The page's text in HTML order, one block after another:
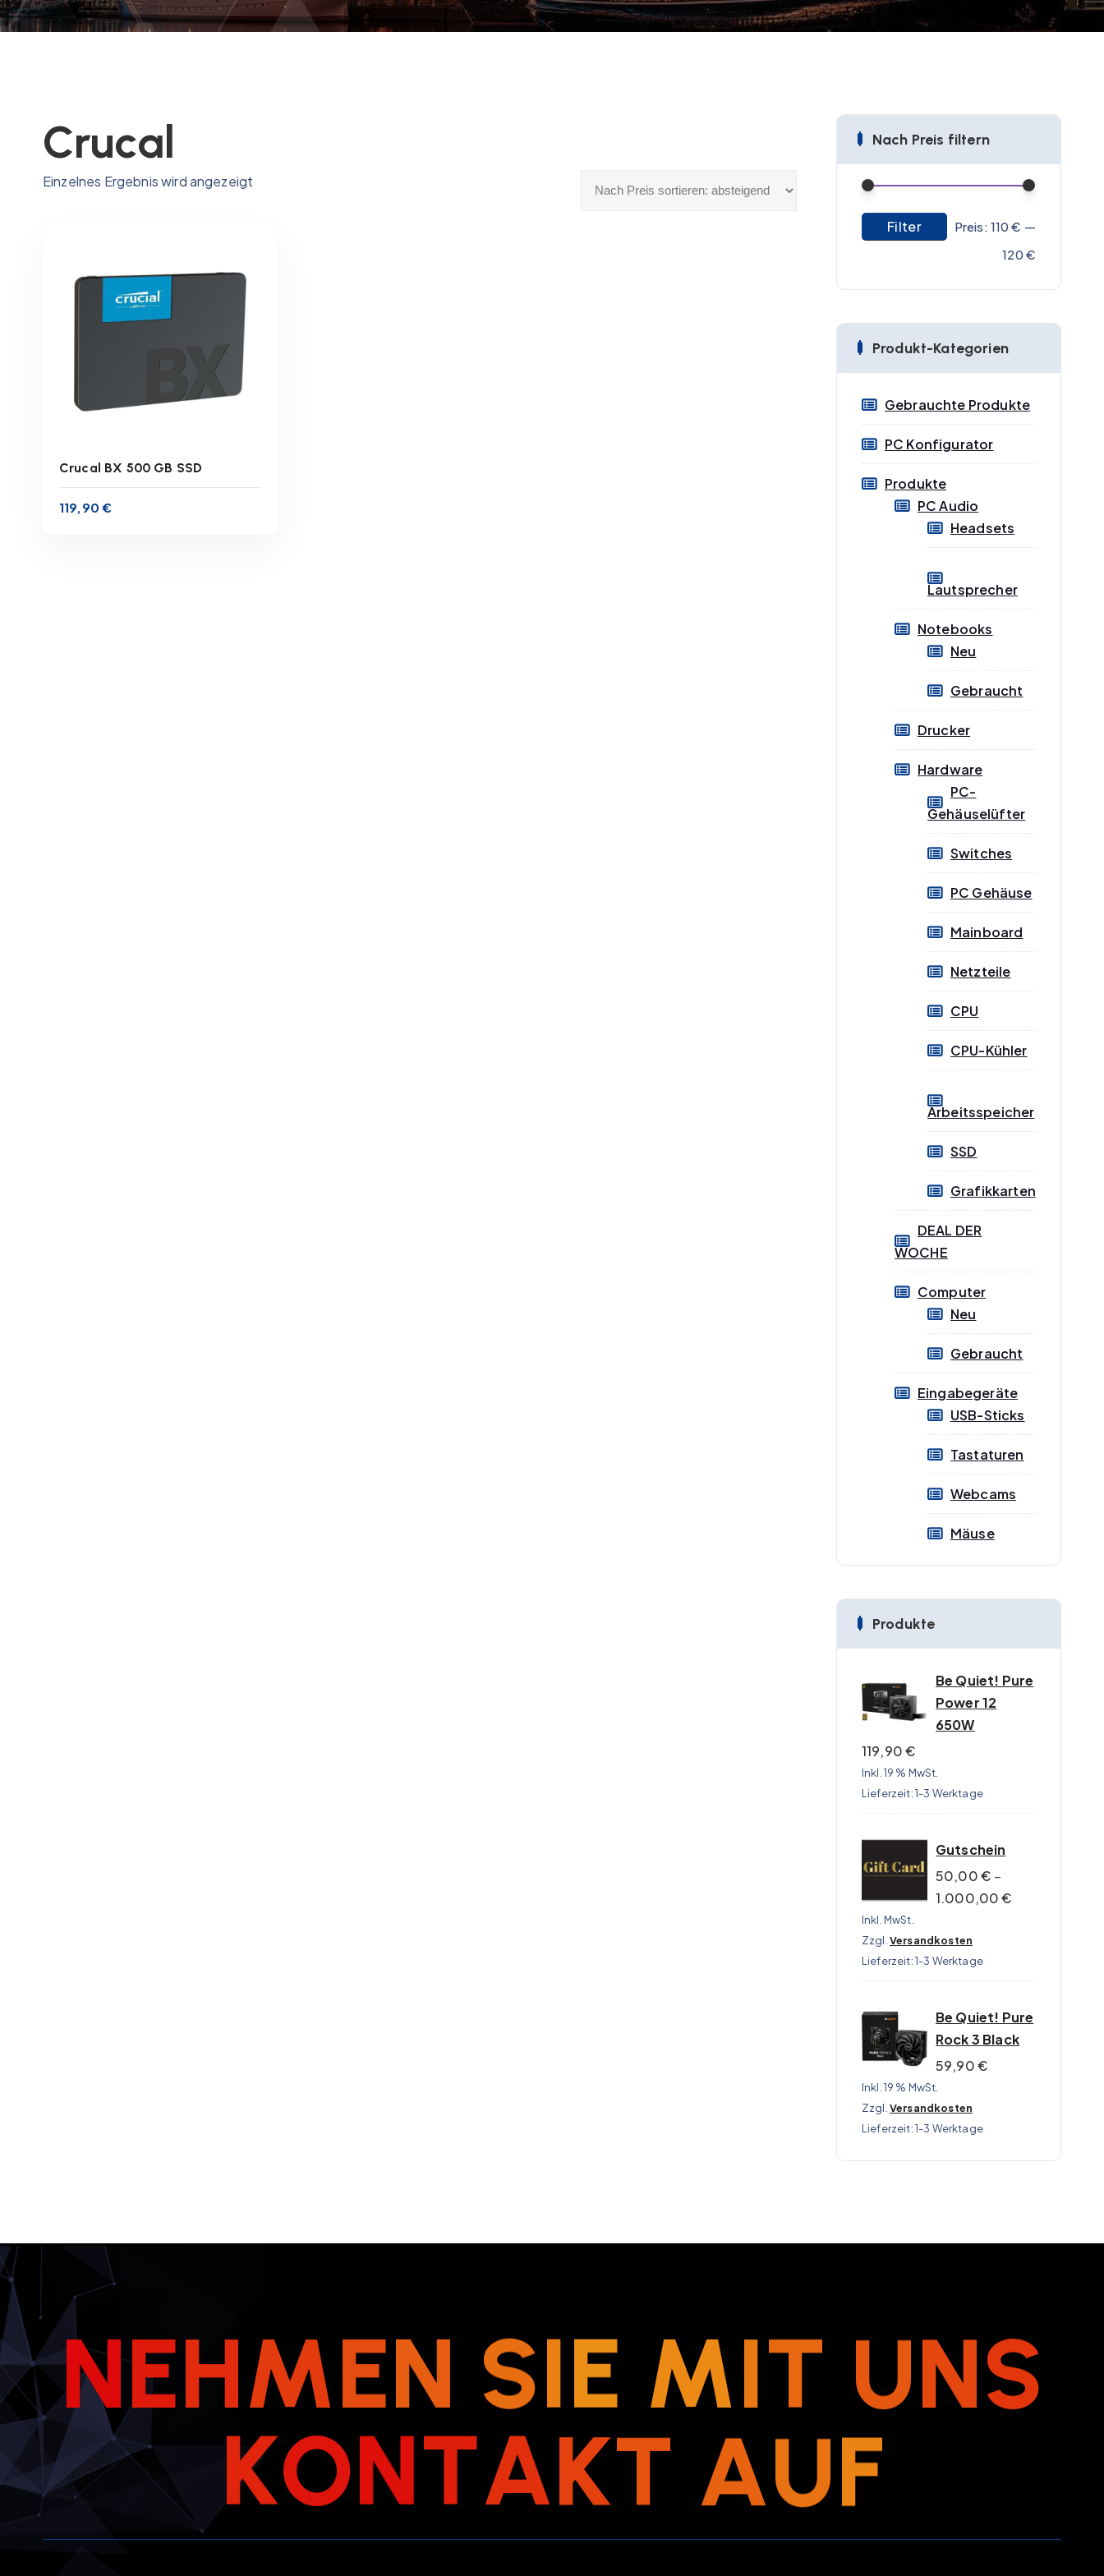
Crucal
Einzelnes Ergebnis wird angezeigt
Crucal BX 500 GB SSD
119,90€
Nach Preis filtern
Filter Preis: 110 € —
120 €
Produkt-Kategorien
Gebrauchte Produkte
PC Konfigurator
Produkte
PC Audio
Headsets
Lautsprecher
Notebooks
Neu
Gebraucht
Drucker
Hardware
PC-
Gehäuselüfter
Switches
PC Gehäuse
Mainboard
Netzteile
CPU
CPU-Kühler
Arbeitsspeicher
SSD
Grafikkarten
DEAL DER
WOCHE
Computer
Neu
Gebraucht
Eingabegeräte
USB-Sticks
Tastaturen
Webcams
Mäuse
Produkte
Be Quiet! Pure
Power 12
650W
119,90€
Inkl. 19 % MwSt.
Lieferzeit:1-3 Werktage
Gutschein
50,00€ –
1.000,00€
Inkl. MwSt.
Zzgl. Versandkosten
Lieferzeit:1-3 Werktage
Be Quiet! Pure
Rock 3 Black
59,90€
Inkl. 19 % MwSt.
Zzgl. Versandkosten
Lieferzeit:1-3 Werktage
NEHMEN SIE MIT UNS
KONTAKT AUF